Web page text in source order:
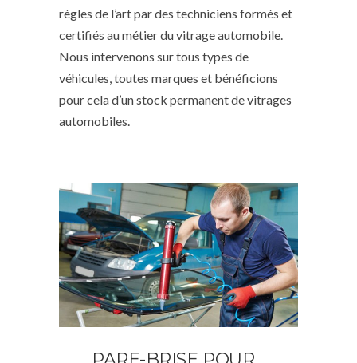
règles de l’art par des techniciens formés et
certifiés au métier du vitrage automobile.
Nous intervenons sur tous types de
véhicules, toutes marques et bénéficions
pour cela d’un stock permanent de vitrages
automobiles.